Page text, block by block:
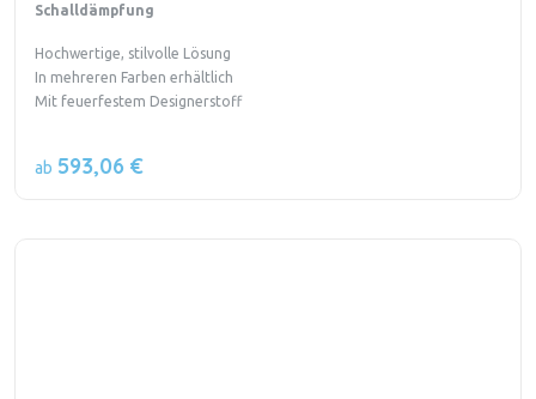
Schalldämpfung
Hochwertige, stilvolle Lösung
In mehreren Farben erhältlich
Mit feuerfestem Designerstoff
ab 593,06 €